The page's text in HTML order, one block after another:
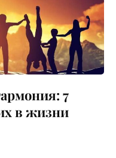
7
в жизни